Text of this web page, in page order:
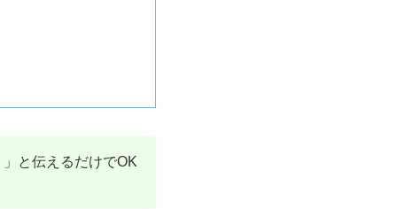
と伝えるだけでOK